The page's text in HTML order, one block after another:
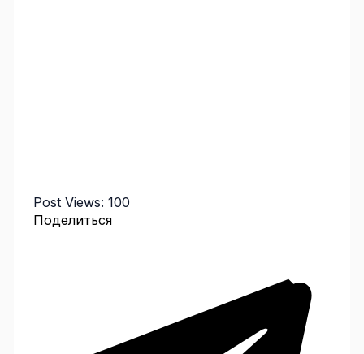
Post Views: 100
Поделиться